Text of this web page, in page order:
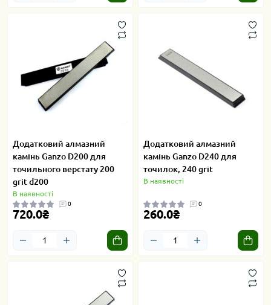
Додатковий алмазний
камінь Ganzo D200 для
точильного верстату 200
grit d200
В наявності
0
720.0₴
Додатковий алмазний
камінь Ganzo D240 для
точилок, 240 grit
В наявності
0
260.0₴